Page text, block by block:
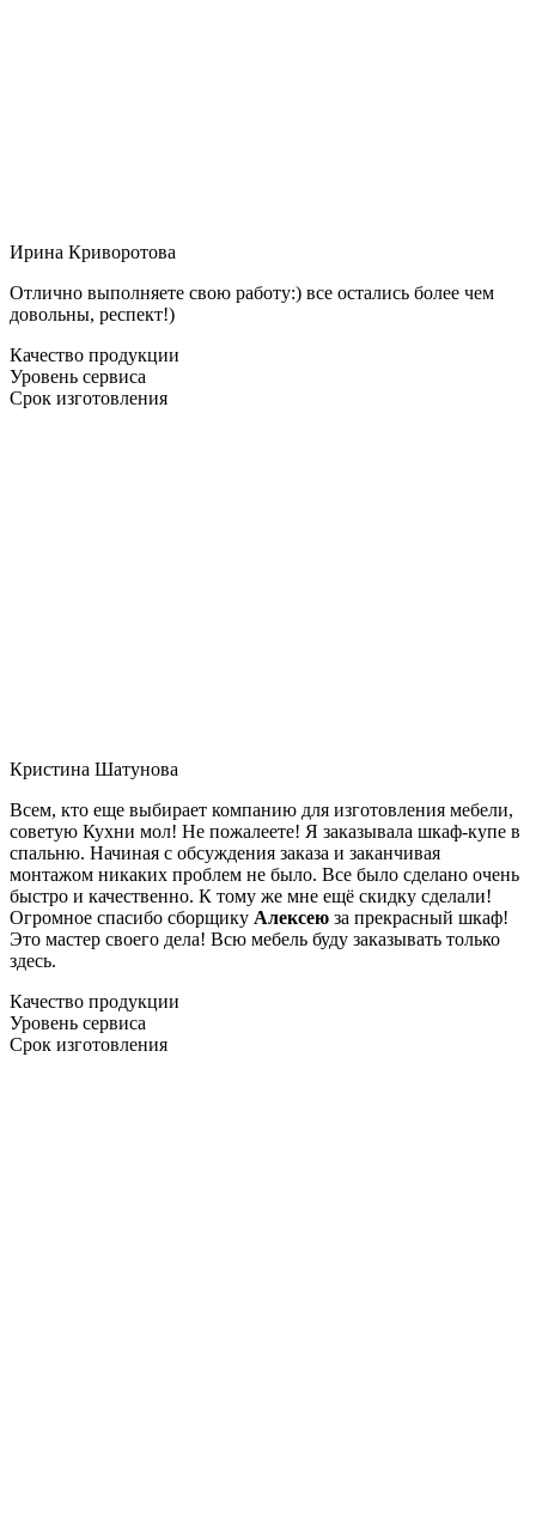
Ирина Криворотова
Отлично выполняете свою работу:) все остались более чем
довольны, респект!)
Качество продукции
Уровень сервиса
Срок изготовления
Кристина Шатунова
Всем, кто еще выбирает компанию для изготовления мебели,
советую Кухни мол! Не пожалеете! Я заказывала шкаф-купе в
спальню. Начиная с обсуждения заказа и заканчивая
монтажом никаких проблем не было. Все было сделано очень
быстро и качественно. К тому же мне ещё скидку сделали!
Огромное спасибо сборщику Алексею за прекрасный шкаф!
Это мастер своего дела! Всю мебель буду заказывать только
здесь.
Качество продукции
Уровень сервиса
Срок изготовления